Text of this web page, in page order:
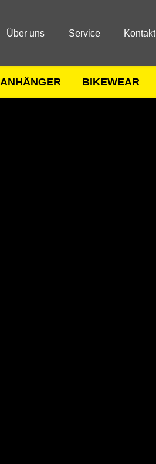
Über uns Service Kontakt
ANHÄNGER BIKEWEAR